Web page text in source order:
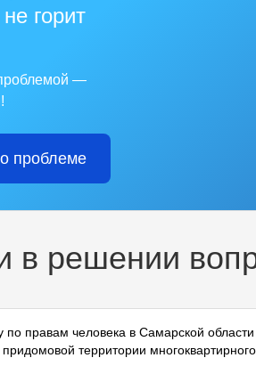
горит
—
проблеме
в решении
правам человека в Самарской
территории